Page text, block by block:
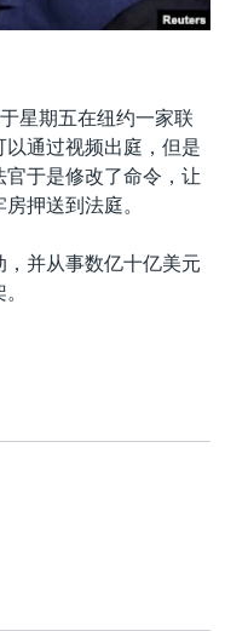
星期五在纽约一家联
通过视频出庭，但是
于是修改了命令，让
押送到法庭。
并从事数亿十亿美元